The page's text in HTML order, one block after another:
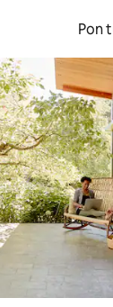
Pon